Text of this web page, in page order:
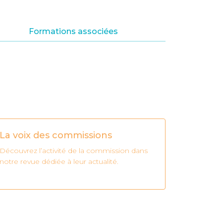
Formations associées
La voix des commissions
Découvrez l’activité de la commission dans
notre revue dédiée à leur actualité.